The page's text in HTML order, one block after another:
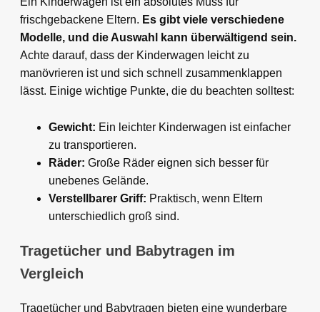
frischgebackene Eltern. Es gibt viele verschiedene
Modelle, und die Auswahl kann überwältigend sein.
Achte darauf, dass der Kinderwagen leicht zu
manövrieren ist und sich schnell zusammenklappen
lässt. Einige wichtige Punkte, die du beachten solltest:
Gewicht: Ein leichter Kinderwagen ist einfacher
zu transportieren.
Räder: Große Räder eignen sich besser für
unebenes Gelände.
Verstellbarer Griff: Praktisch, wenn Eltern
unterschiedlich groß sind.
Tragetücher und Babytragen im
Vergleich
Tragetücher und Babytragen bieten eine wunderbare